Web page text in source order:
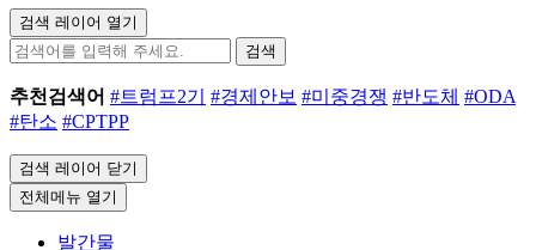
검색 레이어 열기
검색
추천검색어 #트럼프2기 #경제안보 #미중경쟁 #반도체 #ODA
#탄소 #CPTPP
검색 레이어 닫기
전체메뉴 열기
발간물